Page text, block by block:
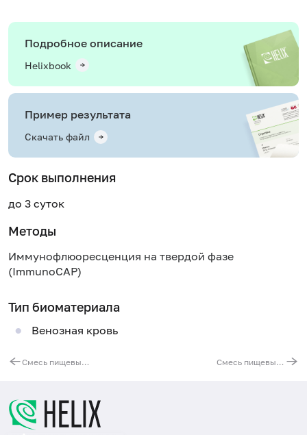
Подробное описание
Helixbook
Пример результата
Скачать файл
Срок выполнения
до 3 суток
Методы
Иммунофлюоресценция на твердой фазе
(ImmunoCAP)
Тип биоматериала
Венозная кровь
Смесь пищевых аллергенов fx27 (ImmunoCAP), IgE: треска, пшеница, соя, фундук Смесь пищевых аллергенов fx70 (ImmunoCAP), IgE: эстрагон, майоран, тимьян, любисток